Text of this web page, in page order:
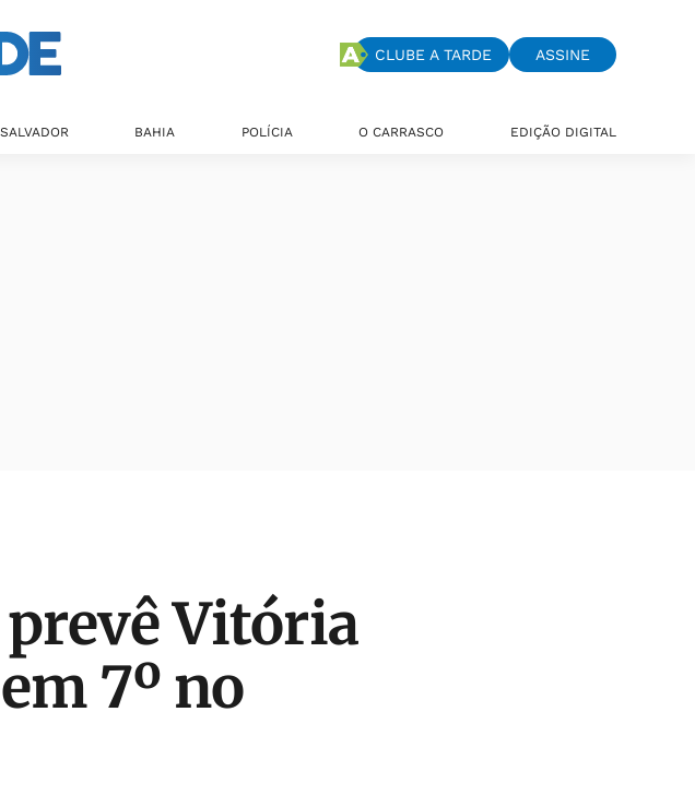
CLUBE A TARDE ASSINE
SALVADOR BAHIA POLÍCIA O CARRASCO EDIÇÃO DIGITAL
Vitória
7º no